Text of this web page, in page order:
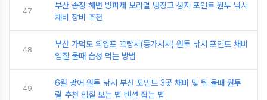
47
부산 송정 해변 방파제 보리멸 냉장고 성지 포인트 원투 낚시
채비 장비 추천
48
부산 가덕도 외양포 꼬랑치(등가시치) 원투 낚시 포인트 채비
입질 물때 습성 먹는 방법
49
6월 광어 원투 낚시 부산 포인트 3곳 채비 및 팁 물때 원투
릴 추천 입질 보는 법 텐션 잡는 법